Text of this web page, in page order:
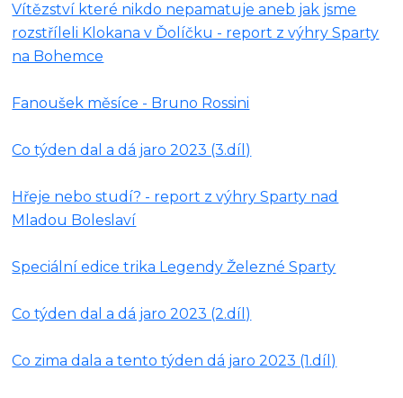
Vítězství které nikdo nepamatuje aneb jak jsme
rozstříleli Klokana v Ďolíčku - report z výhry Sparty
na Bohemce
Fanoušek měsíce - Bruno Rossini
Co týden dal a dá jaro 2023 (3.díl)
Hřeje nebo studí? - report z výhry Sparty nad
Mladou Boleslaví
Speciální edice trika Legendy Železné Sparty
Co týden dal a dá jaro 2023 (2.díl)
Co zima dala a tento týden dá jaro 2023 (1.díl)